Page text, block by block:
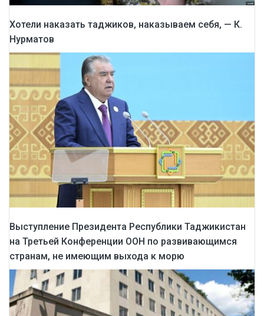
Хотели наказать таджиков, наказываем себя, — К.
Нурматов
Выступление Президента Республики Таджикистан
на Третьей Конференции ООН по развивающимся
странам, не имеющим выхода к морю